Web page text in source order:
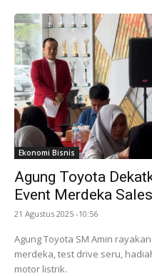
Ekonomi Bisnis
Agung Toyota
Event Merdeka
21 Agustus 2025 -10:56
Agung Toyota SM Amin
merdeka, test drive seru,
motor listrik.